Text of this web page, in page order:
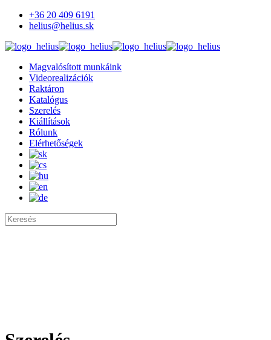
+36 20 409 6191
helius@helius.sk
Magvalósított munkáink
Videorealizációk
Raktáron
Katalógus
Szerelés
Kiállítások
Rólunk
Elérhetőségek